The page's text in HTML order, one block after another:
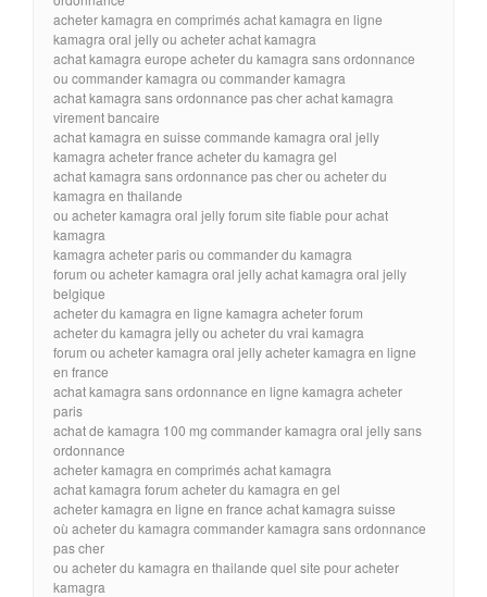
acheter kamagra en comprimés achat kamagra en ligne
kamagra oral jelly ou acheter achat kamagra
achat kamagra europe acheter du kamagra sans ordonnance
ou commander kamagra ou commander kamagra
achat kamagra sans ordonnance pas cher achat kamagra
virement bancaire
achat kamagra en suisse commande kamagra oral jelly
kamagra acheter france acheter du kamagra gel
achat kamagra sans ordonnance pas cher ou acheter du
kamagra en thailande
ou acheter kamagra oral jelly forum site fiable pour achat
kamagra
kamagra acheter paris ou commander du kamagra
forum ou acheter kamagra oral jelly achat kamagra oral jelly
belgique
acheter du kamagra en ligne kamagra acheter forum
acheter du kamagra jelly ou acheter du vrai kamagra
forum ou acheter kamagra oral jelly acheter kamagra en ligne
en france
achat kamagra sans ordonnance en ligne kamagra acheter
paris
achat de kamagra 100 mg commander kamagra oral jelly sans
ordonnance
acheter kamagra en comprimés achat kamagra
achat kamagra forum acheter du kamagra en gel
acheter kamagra en ligne en france achat kamagra suisse
où acheter du kamagra commander kamagra sans ordonnance
pas cher
ou acheter du kamagra en thailande quel site pour acheter
kamagra